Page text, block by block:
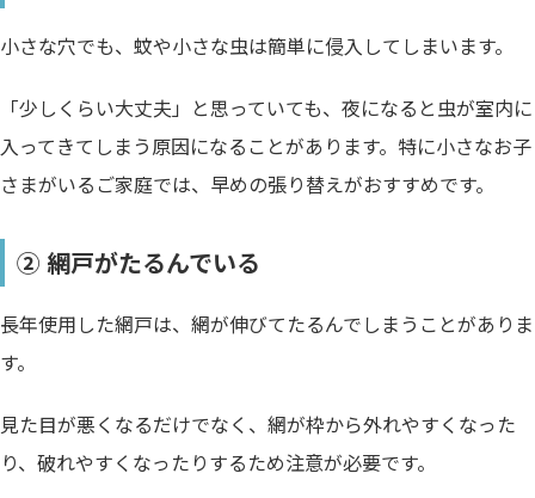
小さな穴でも、蚊や小さな虫は簡単に侵入してしまいます。
「少しくらい大丈夫」と思っていても、夜になると虫が室内に
入ってきてしまう原因になることがあります。特に小さなお子
さまがいるご家庭では、早めの張り替えがおすすめです。
② 網戸がたるんでいる
長年使用した網戸は、網が伸びてたるんでしまうことがありま
す。
見た目が悪くなるだけでなく、網が枠から外れやすくなった
り、破れやすくなったりするため注意が必要です。